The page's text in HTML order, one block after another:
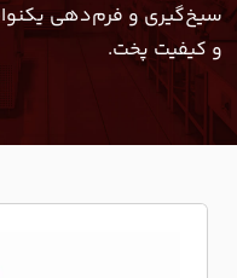
سیخ‌گیری و فرم‌دهی
و کیفیت پخت.